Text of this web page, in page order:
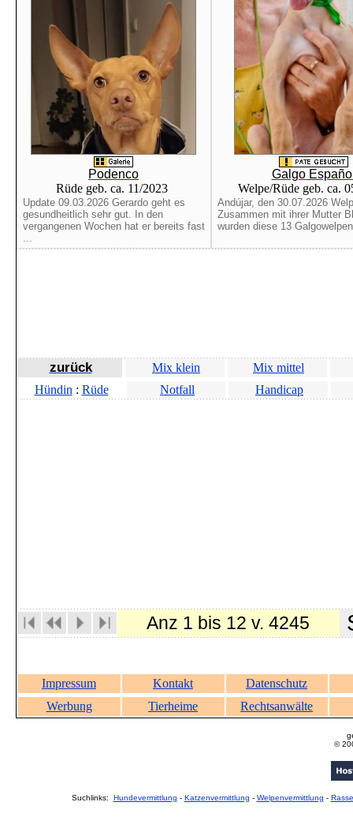
Podenco
Rüde geb. ca. 11/2023
Update 09.03.2026 Gerardo geht es
gesundheitlich sehr gut. In den
vergangenen Wochen hat er bereits fast
...
Galgo
Welpe/Rüde geb. ca.
Andújar, den 30.07.2026
Zusammen mit ihrer Mutter
wurden diese 13
zurück Mix klein
Mix mittel
Hündin : Rüde Notfall Handicap
Anz 1 bis 12 v. 4245
Impressum Kontakt
Datenschutz
Werbung
Tierheime Rechtsanwälte
©
Suchlinks: Hundevermittlung - Katzenvermittlung - Welpenvermittlung -